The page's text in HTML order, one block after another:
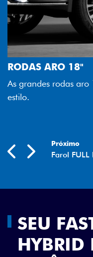
18"
aro 18” trazem
SEU
HYBRID